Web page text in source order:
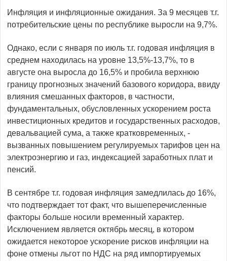
Инфляция и инфляционные ожидания. За 9 месяцев т.г.
потребительские цены по республике выросли на 9,7%.
Однако, если с января по июль т.г. годовая инфляция в
среднем находилась на уровне 13,5%-13,7%, то в
августе она выросла до 16,5% и пробила верхнюю
границу прогнозных значений базового коридора, ввиду
влияния смешанных факторов, в частности,
фундаментальных, обусловленных ускорением роста
инвестиционных кредитов и государственных расходов,
девальвацией сума, а также кратковременных, -
вызванных повышением регулируемых тарифов цен на
электроэнергию и газ, индексацией заработных плат и
пенсий.
В сентябре т.г. годовая инфляция замедлилась до 16%,
что подтверждает тот факт, что вышеперечисленные
факторы больше носили временный характер.
Исключением является октябрь месяц, в котором
ожидается некоторое ускорение рисков инфляции на
фоне отмены льгот по НДС на ряд импортируемых